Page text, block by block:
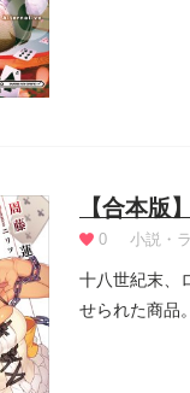
【合本版
0 小説・
十八世紀末、
せられた商品